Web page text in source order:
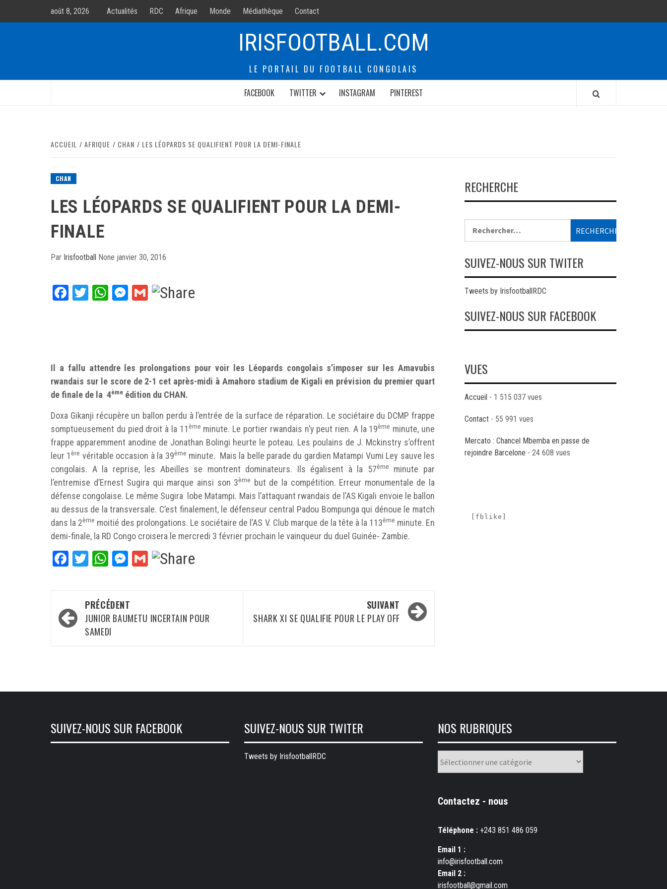
août 8, 2026 Actualités RDC Afrique Monde Médiathèque Contact
IRISFOOTBALL.COM
LE PORTAIL DU FOOTBALL CONGOLAIS
FACEBOOK
TWITTER INSTAGRAM PINTEREST
ACCUEIL AFRIQUE CHAN LES LÉOPARDS SE QUALIFIENT POUR LA DEMI-FINALE
CHAN
LES LÉOPARDS SE QUALIFIENT POUR LA DEMI-
FINALE
Par Irisfootball None janvier 30, 2016
Facebook
TwitterWhatsApp
Messenger
Gmail
Il a fallu attendre les prolongations pour voir les Léopards congolais s’imposer sur les Amavubis
rwandais sur le score de 2-1 cet après-midi à Amahoro stadium de Kigali en prévision du premier quart
de finale de la 4ème édition du CHAN.
Doxa Gikanji récupère un ballon perdu à l’entrée de la surface de réparation. Le sociétaire du DCMP frappe
somptueusement du pied droit à la 11ème minute. Le portier rwandais n’y peut rien. A la 19ème minute, une
frappe apparemment anodine de Jonathan Bolingi heurte le poteau. Les poulains de J. Mckinstry s’offrent
leur 1ère véritable occasion à la 39ème minute. Mais la belle parade du gardien Matampi Vumi Ley sauve les
congolais. A la reprise, les Abeilles se montrent dominateurs. Ils égalisent à la 57ème
minute par
l’entremise d’Ernest Sugira qui marque ainsi son 3ème
but de la compétition. Erreur monumentale de la
défense congolaise. Le même Sugira lobe Matampi. Mais l’attaquant rwandais de l’AS Kigali envoie le ballon
au dessus de la transversale. C’est finalement, le défenseur central Padou Bompunga qui dénoue le match
dans la 2ème moitié des prolongations. Le sociétaire de l’AS V. Club marque de la tête à la 113ème minute. En
demi-finale, la RD Congo croisera le mercredi 3 février prochain le vainqueur du duel Guinée- Zambie.
Facebook
TwitterWhatsApp
Messenger
Gmail
Navigation
d’article
PRÉCÉDENT
JUNIOR BAUMETU INCERTAIN POUR
SAMEDI
SUIVANT
SHARK XI SE QUALIFIE POUR LE PLAY OFF
RECHERCHE
SUIVEZ-NOUS SUR TWITER
Tweets by IrisfootballRDC
SUIVEZ-NOUS SUR FACEBOOK
VUES
Accueil - 1 515 037 vues
Contact - 55 991 vues
Mercato : Chancel Mbemba en passe de
rejoindre Barcelone - 24 608 vues
[fblike]
SUIVEZ-NOUS SUR FACEBOOK SUIVEZ-NOUS SUR TWITER
Tweets by IrisfootballRDC
NOS RUBRIQUES
rubriques
Contactez - nous
Téléphone : +243 851 486 059
Email 1 :
info@irisfootball.com
Email 2 :
irisfootball@gmail.com